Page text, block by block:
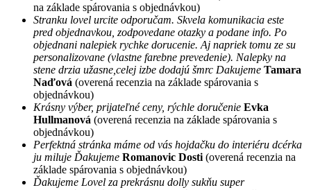
na základe spárovania s objednávkou)
Stranku lovel urcite odporučam. Skvela komunikacia este
pred objednavkou, zodpovedane otazky a podane info. Po
objednani nalepiek rychke dorucenie. Aj napriek tomu ze su
personalizovane (vlastne farebne prevedenie). Nalepky na
stene drzia užasne,celej izbe dodajú šmrc Dakujeme Tamara
Naďová (overená recenzia na základe spárovania s
objednávkou)
Krásny výber, prijateľné ceny, rýchle doručenie Evka
Hullmanová (overená recenzia na základe spárovania s
objednávkou)
Perfektná stránka máme od vás hojdačku do interiéru dcérka
ju miluje Ďakujeme Romanovic Dosti (overená recenzia na
základe spárovania s objednávkou)
Ďakujeme Lovel za prekrásnu dolly sukňu super